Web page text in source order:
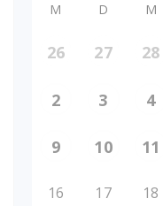
M D M
26 27 28
2 3 4
9 10 11
16 17 18